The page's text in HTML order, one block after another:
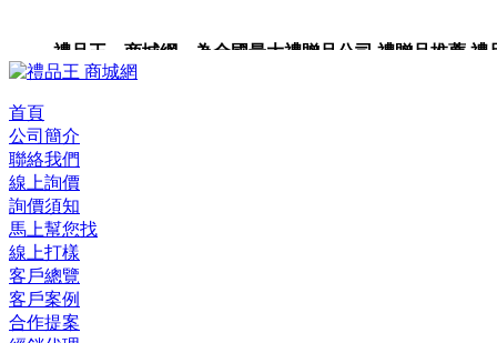
禮品王 商城網 為全國最大禮贈品公司,禮贈品推薦,禮
品包裝,禮品卡,企業禮品,禮品小物,高級禮品,禮品網站。
首頁
公司簡介
聯絡我們
線上詢價
詢價須知
馬上幫您找
線上打樣
客戶總覽
客戶案例
合作提案